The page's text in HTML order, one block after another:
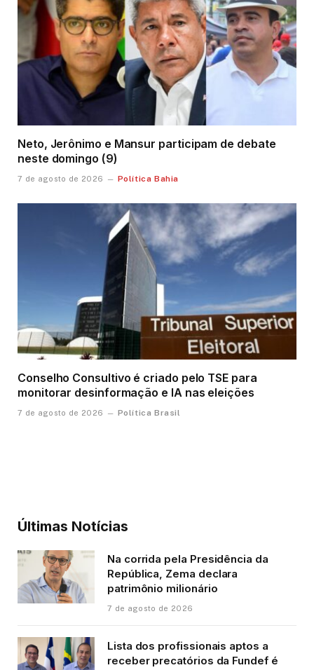
Neto, Jerônimo e Mansur participam de debate
neste domingo (9)
7 de agosto de 2026 Política Bahia
Conselho Consultivo é criado pelo TSE para
monitorar desinformação e IA nas eleições
7 de agosto de 2026 Política Brasil
Últimas Notícias
Na corrida pela Presidência da
República, Zema declara
patrimônio milionário
7 de agosto de 2026
Lista dos profissionais aptos a
receber precatórios da Fundef é